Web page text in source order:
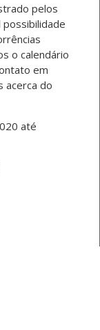
pelos
o calendário
em
acerca do
até